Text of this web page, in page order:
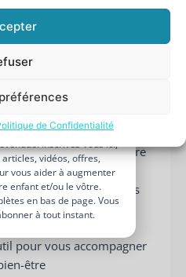
de Confidentialité
?
éphémère
de prioriser (le bien-être
être différents selon les
périodes de leur vie
pour vous accompagner
être
ÊTRE PARENTAL
: votre adresse email ne
Inscrivez-vous ici,
vidéos, offres,
vous aider à augmenter
enfant et/ou le vôtre.
en bas de page. Vous
à tout instant.